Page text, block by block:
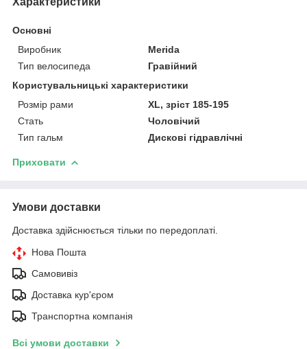
Основні
Виробник
Merida
Тип велосипеда
Гравійний
Користувальницькі характеристики
Розмір рами
XL, зріст 185-195
Стать
Чоловічий
Тип гальм
Дискові гідравлічні
Приховати
Умови доставки
Доставка здійснюється тільки по передоплаті.
Нова Пошта
Самовивіз
Доставка кур'єром
Транспортна компанія
Всі умови доставки